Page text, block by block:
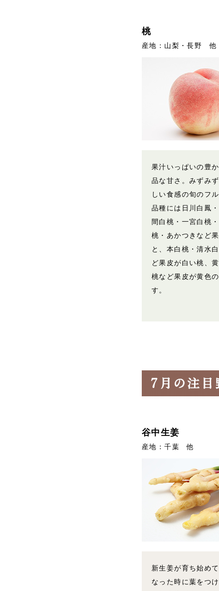
桃
産地：山梨・長野 他
果汁いっぱいの豊
品な甘さ。みずみ
しい食感の旬のフ
品種には日川白鳳
間白桃・一宮白桃
桃・あかつきなど
と、本白桃・清水
ど果皮が白い桃、
桃など果皮が黄色
す。
谷中生姜
産地：千葉 他
新生姜が育ち始め
なった時に葉をつ